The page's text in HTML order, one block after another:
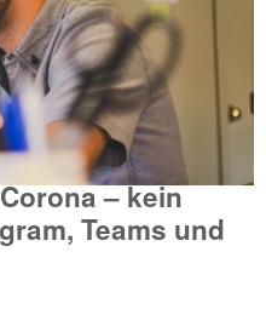
– kein
Teams und